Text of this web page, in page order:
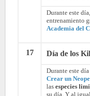
Durante este
entrenamiento
Academia del
17 Día de los
Durante este
Crear un
las especies
su día. Y al